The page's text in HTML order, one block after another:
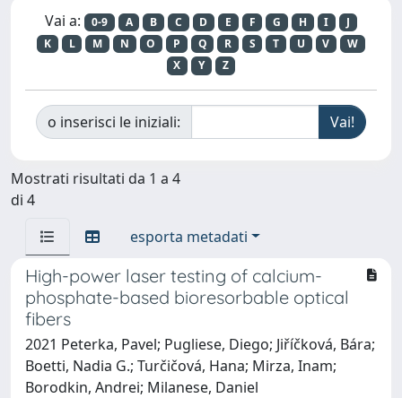
Vai a: 0-9 A B C D E F G H I
J
K
L M N O P Q R S T U V
W
X
Y Z
o inserisci le iniziali:
Mostrati risultati da 1 a 4
di 4
esporta metadati
High-power laser testing of calcium-
phosphate-based bioresorbable optical
fibers
2021 Peterka, Pavel; Pugliese, Diego; Jiříčková, Bára;
Boetti, Nadia G.; Turčičová, Hana; Mirza, Inam;
Borodkin, Andrei; Milanese, Daniel